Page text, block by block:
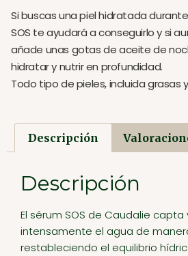
Si buscas una piel hidratada
SOS te ayudará a conseguirlo y si
añade unas gotas de aceite de
hidratar y nutrir en profundidad.
Todo tipo de pieles, incluida grasas
Descripción
Descripción
El sérum SOS de Caudalie capta
intensamente el agua de
restableciendo el equilibrio